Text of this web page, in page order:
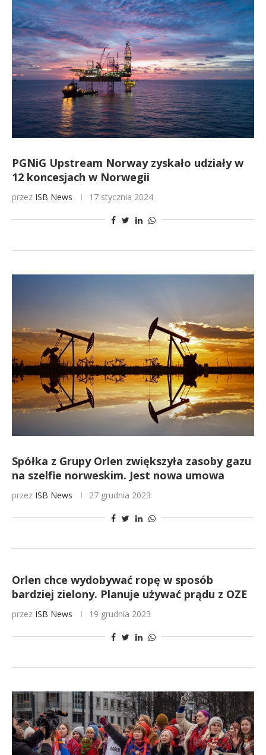
PGNiG Upstream Norway zyskało udziały w
12 koncesjach w Norwegii
przez ISB News 17 stycznia 2024
Spółka z Grupy Orlen zwiększyła zasoby gazu
na szelfie norweskim. Jest nowa umowa
przez ISB News 27 grudnia 2023
Orlen chce wydobywać ropę w sposób
bardziej zielony. Planuje używać prądu z OZE
przez ISB News 19 grudnia 2023